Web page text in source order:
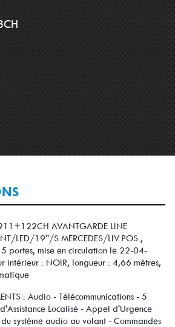
AVANTGARDE LINE
LED/19''/S.MERCEDES/LIV.POS.,
5 portes, mise en circulation le 22-04-
intérieur : NOIR, longueur : 4,66 mètres,
: Audio - Télécommunications - 5
Localisé - Appel d'Urgence
système audio au volant - Commandes